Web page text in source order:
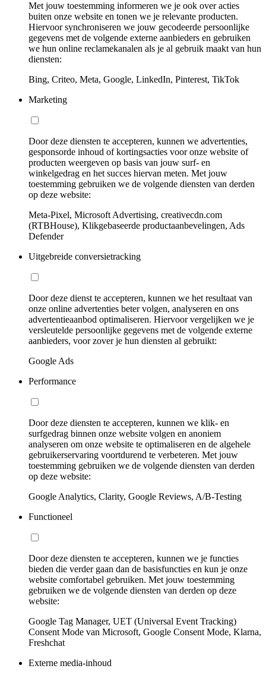
Met jouw toestemming informeren we je ook over acties
buiten onze website en tonen we je relevante producten.
Hiervoor synchroniseren we jouw gecodeerde persoonlijke
gegevens met de volgende externe aanbieders en gebruiken
we hun online reclamekanalen als je al gebruik maakt van hun
diensten:
Bing, Criteo, Meta, Google, LinkedIn, Pinterest, TikTok
Marketing
Door deze diensten te accepteren, kunnen we advertenties,
gesponsorde inhoud of kortingsacties voor onze website of
producten weergeven op basis van jouw surf- en
winkelgedrag en het succes hiervan meten. Met jouw
toestemming gebruiken we de volgende diensten van derden
op deze website:
Meta-Pixel, Microsoft Advertising, creativecdn.com
(RTBHouse), Klikgebaseerde productaanbevelingen, Ads
Defender
Uitgebreide conversietracking
Door deze dienst te accepteren, kunnen we het resultaat van
onze online advertenties beter volgen, analyseren en ons
advertentieaanbod optimaliseren. Hiervoor vergelijken we je
versleutelde persoonlijke gegevens met de volgende externe
aanbieders, voor zover je hun diensten al gebruikt:
Google Ads
Performance
Door deze diensten te accepteren, kunnen we klik- en
surfgedrag binnen onze website volgen en anoniem
analyseren om onze website te optimaliseren en de algehele
gebruikerservaring voortdurend te verbeteren. Met jouw
toestemming gebruiken we de volgende diensten van derden
op deze website:
Google Analytics, Clarity, Google Reviews, A/B-Testing
Functioneel
Door deze diensten te accepteren, kunnen we je functies
bieden die verder gaan dan de basisfuncties en kun je onze
website comfortabel gebruiken. Met jouw toestemming
gebruiken we de volgende diensten van derden op deze
website:
Google Tag Manager, UET (Universal Event Tracking)
Consent Mode van Microsoft, Google Consent Mode, Klarna,
Freshchat
Externe media-inhoud